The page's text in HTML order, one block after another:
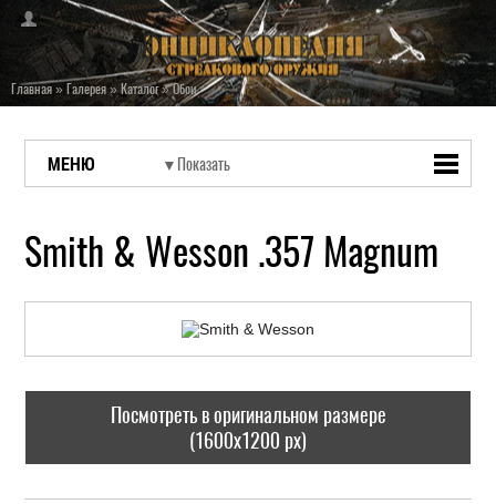
Главная»Галерея»Каталог»Обои
МЕНЮ
Smith & Wesson .357 Magnum
Посмотреть в оригинальном размере
(1600x1200 px)